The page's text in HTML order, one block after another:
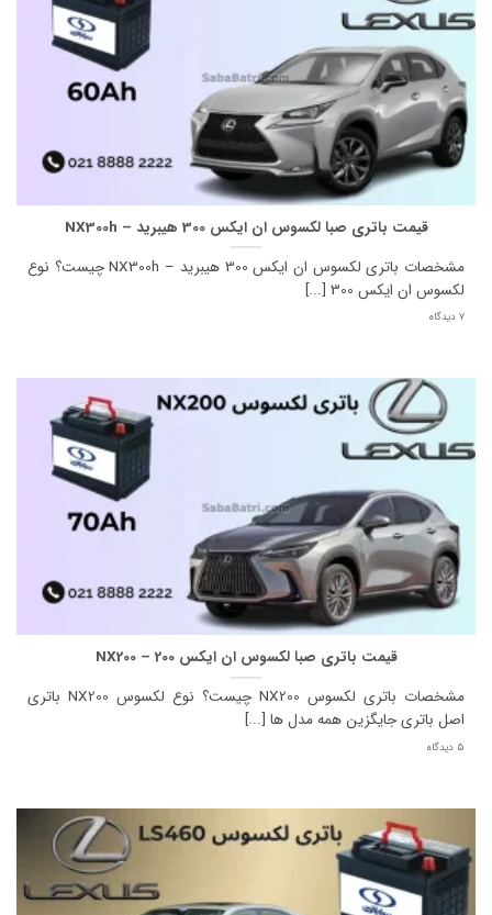
قیمت باتری صبا لکسوس ان ایکس 300 هیبرید – NX300h
مشخصات باتری لکسوس ان ایکس 300 هیبرید – NX300h چیست؟ نوع
لکسوس ان ایکس 300 [...]
7 دیدگاه
قیمت باتری صبا لکسوس ان ایکس 200 – NX200
مشخصات باتری لکسوس NX200 چیست؟ نوع لکسوس NX200 باتری
اصل باتری جایگزین همه مدل ها [...]
5 دیدگاه